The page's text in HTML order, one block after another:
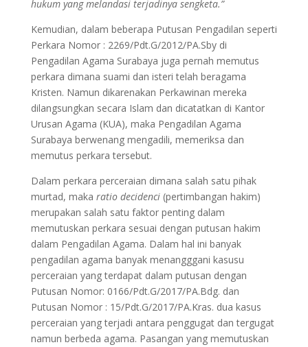
hukum yang melandasi terjadinya sengketa.”
Kemudian, dalam beberapa Putusan Pengadilan seperti
Perkara Nomor : 2269/Pdt.G/2012/PA.Sby di
Pengadilan Agama Surabaya juga pernah memutus
perkara dimana suami dan isteri telah beragama
Kristen. Namun dikarenakan Perkawinan mereka
dilangsungkan secara Islam dan dicatatkan di Kantor
Urusan Agama (KUA), maka Pengadilan Agama
Surabaya berwenang mengadili, memeriksa dan
memutus perkara tersebut.
Dalam perkara perceraian dimana salah satu pihak
murtad, maka ratio decidenci(pertimbangan hakim)
merupakan salah satu faktor penting dalam
memutuskan perkara sesuai dengan putusan hakim
dalam Pengadilan Agama. Dalam hal ini banyak
pengadilan agama banyak menangggani kasusu
perceraian yang terdapat dalam putusan dengan
Putusan Nomor: 0166/Pdt.G/2017/PA.Bdg. dan
Putusan Nomor : 15/Pdt.G/2017/PA.Kras. dua kasus
perceraian yang terjadi antara penggugat dan tergugat
namun berbeda agama. Pasangan yang memutuskan